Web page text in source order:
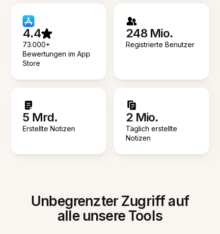
4.4
73.000+
Bewertungen im App
Store
248 Mio.
Registrierte Benutzer
5 Mrd.
Erstellte Notizen
2 Mio.
Täglich erstellte
Notizen
Unbegrenzter Zugriff auf
alle unsere Tools